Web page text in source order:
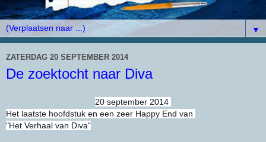
▼
ZATERDAG 20 SEPTEMBER 2014
De zoektocht naar Diva
20 september 2014
Het laatste hoofdstuk en een zeer Happy End van
"Het Verhaal van Diva"